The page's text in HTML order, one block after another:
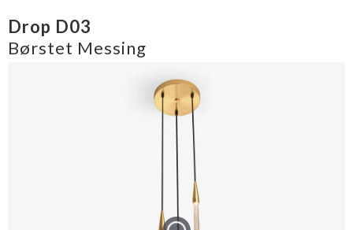
Drop D03
Børstet Messing